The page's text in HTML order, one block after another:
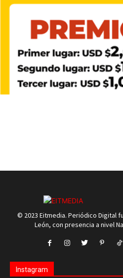
© 2023 Eitmedia. Periódico Digital
León, con presencia a nivel
Instagram